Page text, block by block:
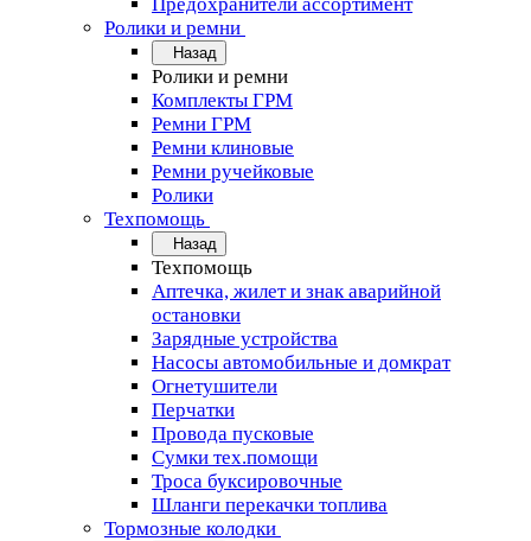
Ролики и ремни
Назад
Ролики и ремни
Комплекты ГРМ
Ремни ГРМ
Ремни клиновые
Ремни ручейковые
Ролики
Техпомощь
Назад
Техпомощь
Аптечка, жилет и знак аварийной
остановки
Зарядные устройства
Насосы автомобильные и домкрат
Огнетушители
Перчатки
Провода пусковые
Сумки тех.помощи
Троса буксировочные
Шланги перекачки топлива
Тормозные колодки